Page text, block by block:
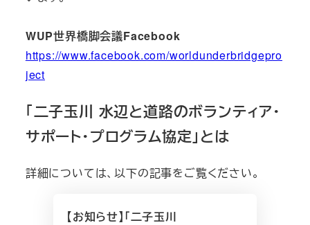
WUP世界橋脚会議Facebook
https://www.facebook.com/worldunderbridgepro
ject
「二子玉川 水辺と道路のボランティア・
サポート・プログラム協定」とは
詳細については、以下の記事をご覧ください。
【お知らせ】「二子玉川